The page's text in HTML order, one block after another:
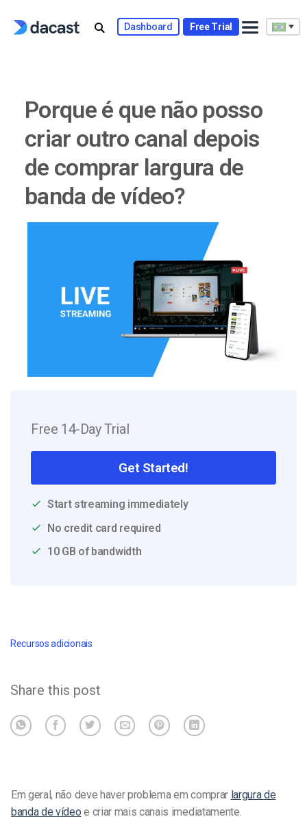
Dashboard Free Trial
Porque é que não posso
criar outro canal depois
de comprar largura de
banda de vídeo?
Free 14-Day Trial
Get Started!
Start streaming immediately
No credit card required
10 GB of bandwidth
Recursos adicionais
Share this post
Em geral, não deve haver problema em comprar largura de
banda de vídeo e criar mais canais imediatamente.